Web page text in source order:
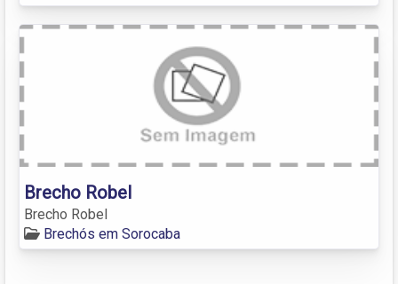
Brecho Robel
Brecho Robel
Brechós em Sorocaba